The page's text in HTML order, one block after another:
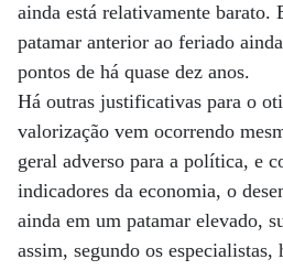
ainda está relativamente barato.
patamar anterior ao feriado
pontos de há quase dez anos.
Há outras justificativas para o
valorização vem ocorrendo
geral adverso para a política, e
indicadores da economia, o
ainda em um patamar elevado,
assim, segundo os